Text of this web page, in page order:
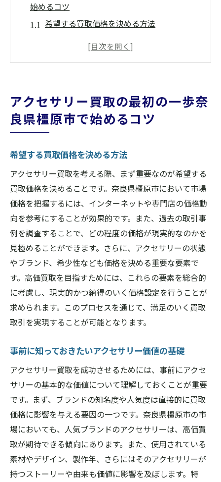
始めるコツ
希望する買取価格を決める方法
事前に知っておきたいアクセサリー価値の
買取前に準備するべき必要書類
アクセサリーの状態を最適化するためのコ
ツ
橿原市で信頼できるアクセサリー買取業者の選
び方
口コミを活用した業者選び
奈良県橿原市の買取業者の実績を確認
訪問前に確認するべき事項
高価買取を目指すための業者選定ポイント
アフターサービスも考慮した選び方
橿原市での優良買取業者リスト
高価買取を狙う！奈良県橿原市でのアクセサリ
ー買取の秘訣
価格交渉の際のポイント
相場を把握して賢く売る
専門家による査定の活用
買取日前にしておくべき準備
橿原市の市場動向を活かす
アクセサリー買取で失敗しないための橿原市の
知恵
よくある失敗例とその回避法
買取業者とのコミュニケーションの重要性
アクセサリー買取の最初の一歩奈
良県橿原市で始めるコツ
希望する買取価格を決める方法
アクセサリー買取を考える際、まず重要なのが希望する
買取価格を決めることです。奈良県橿原市において市場
価格を把握するには、インターネットや専門店の価格動
向を参考にすることが効果的です。また、過去の取引事
例を調査することで、どの程度の価格が現実的なのかを
見極めることができます。さらに、アクセサリーの状態
やブランド、希少性なども価格を決める重要な要素で
す。高価買取を目指すためには、これらの要素を総合的
に考慮し、現実的かつ納得のいく価格設定を行うことが
求められます。このプロセスを通じて、満足のいく買取
取引を実現することが可能となります。
事前に知っておきたいアクセサリー価値の基礎
アクセサリー買取を成功させるためには、事前にアクセ
サリーの基本的な価値について理解しておくことが重要
です。まず、ブランドの知名度や人気度は直接的に買取
価格に影響を与える要因の一つです。奈良県橿原市の市
場においても、人気ブランドのアクセサリーは、高価買
取が期待できる傾向にあります。また、使用されている
素材やデザイン、製作年、さらにはそのアクセサリーが
持つストーリーや由来も価値に影響を及ぼします。特